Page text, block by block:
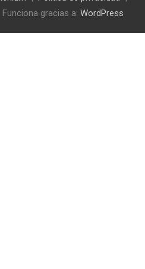
Funciona gracias a: WordPress